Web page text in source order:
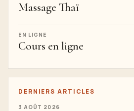
Massage Thaï
EN LIGNE
Cours en ligne
DERNIERS ARTICLES
3 AOÛT 2026